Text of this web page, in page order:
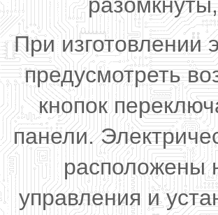
При изготовлении
предусмотреть
кнопок
панели.
расположены
управления и